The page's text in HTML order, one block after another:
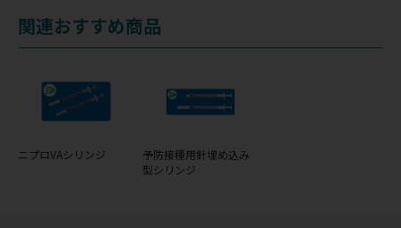
関連おすすめ商品
ニプロVAシリンジ
予防接種用針埋め込み
型シリンジ